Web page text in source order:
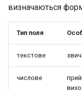
визначаються
Тип поля
текстове
числове